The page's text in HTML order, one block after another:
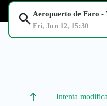
Aeropuerto de Faro -
Fri, Jun 12, 15:30
Intenta